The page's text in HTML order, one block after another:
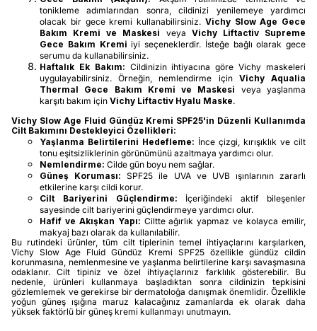
tonikleme adımlarından sonra, cildinizi yenilemeye yardımcı
olacak bir gece kremi kullanabilirsiniz. Vichy Slow Age Gece
Bakım Kremi ve Maskesi veya Vichy Liftactiv Supreme
Gece Bakım Kremi iyi seçeneklerdir. İsteğe bağlı olarak gece
serumu da kullanabilirsiniz.
Haftalık Ek Bakım: Cildinizin ihtiyacına göre Vichy maskeleri
uygulayabilirsiniz. Örneğin, nemlendirme için Vichy Aqualia
Thermal Gece Bakım Kremi ve Maskesi veya yaşlanma
karşıtı bakım için Vichy Liftactiv Hyalu Maske.
Vichy Slow Age Fluid Gündüz Kremi SPF25'in Düzenli Kullanımda
Cilt Bakımını Destekleyici Özellikleri:
Yaşlanma Belirtilerini Hedefleme: İnce çizgi, kırışıklık ve cilt
tonu eşitsizliklerinin görünümünü azaltmaya yardımcı olur.
Nemlendirme: Cilde gün boyu nem sağlar.
Güneş Koruması: SPF25 ile UVA ve UVB ışınlarının zararlı
etkilerine karşı cildi korur.
Cilt Bariyerini Güçlendirme: İçeriğindeki aktif bileşenler
sayesinde cilt bariyerini güçlendirmeye yardımcı olur.
Hafif ve Akışkan Yapı: Ciltte ağırlık yapmaz ve kolayca emilir,
makyaj bazı olarak da kullanılabilir.
Bu rutindeki ürünler, tüm cilt tiplerinin temel ihtiyaçlarını karşılarken,
Vichy Slow Age Fluid Gündüz Kremi SPF25 özellikle gündüz cildin
korunmasına, nemlenmesine ve yaşlanma belirtilerine karşı savaşmasına
odaklanır. Cilt tipiniz ve özel ihtiyaçlarınız farklılık gösterebilir. Bu
nedenle, ürünleri kullanmaya başladıktan sonra cildinizin tepkisini
gözlemlemek ve gerekirse bir dermatoloğa danışmak önemlidir. Özellikle
yoğun güneş ışığına maruz kalacağınız zamanlarda ek olarak daha
yüksek faktörlü bir güneş kremi kullanmayı unutmayın.